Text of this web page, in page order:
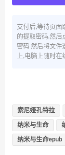
支付后,等待页面
的提取密码,然后
密码 然后将文件
上,电脑上随时
索尼娅孔特拉
纳米与生命
纳米与生命epub